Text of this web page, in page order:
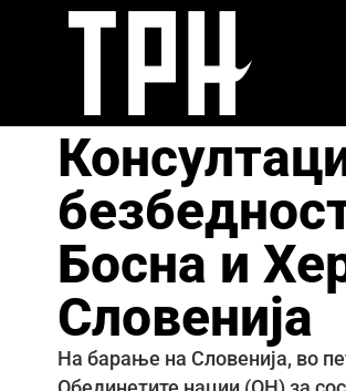
Босна и
Словенија
На барање на Словенија, во